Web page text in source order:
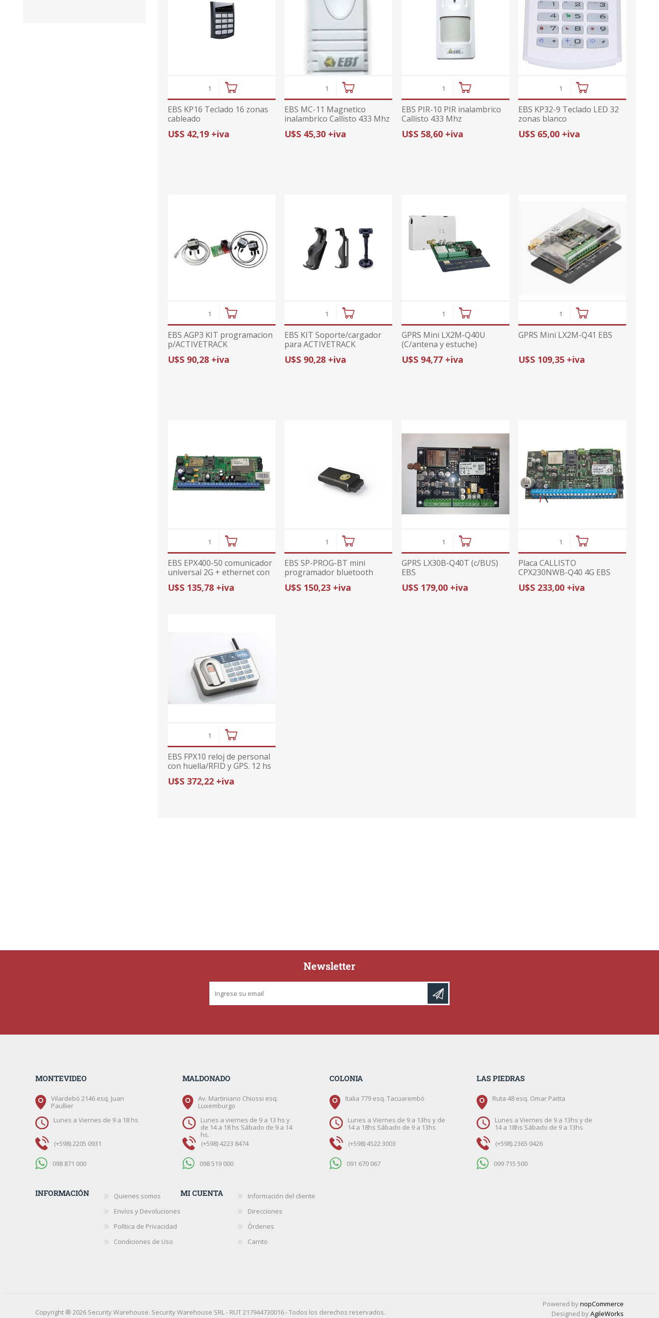
EBS KP16 Teclado 16 zonas
cableado
U$S 42,19 +iva
EBS MC-11 Magnetico
inalambrico Callisto 433 Mhz
U$S 45,30 +iva
EBS PIR-10 PIR inalambrico
Callisto 433 Mhz
U$S 58,60 +iva
EBS KP32-9 Teclado LED 32
zonas blanco
U$S 65,00 +iva
EBS AGP3 KIT programacion
p/ACTIVETRACK
U$S 90,28 +iva
EBS KIT Soporte/cargador
para ACTIVETRACK
U$S 90,28 +iva
GPRS Mini LX2M-Q40U
(C/antena y estuche)
U$S 94,77 +iva
GPRS Mini LX2M-Q41 EBS
U$S 109,35 +iva
EBS EPX400-50 comunicador
universal 2G + ethernet con
app
U$S 135,78 +iva
EBS SP-PROG-BT mini
programador bluetooth
U$S 150,23 +iva
GPRS LX30B-Q40T (c/BUS)
EBS
U$S 179,00 +iva
Placa CALLISTO
CPX230NWB-Q40 4G EBS
U$S 233,00 +iva
EBS FPX10 reloj de personal
con huella/RFID y GPS. 12 hs
autonomo con bateria
U$S 372,22 +iva
Newsletter
MONTEVIDEO
Vilardebó 2146 esq. Juan
Paullier
Lunes a Viernes de 9 a 18 hs
(+598) 2205 0931
098 871 000
MALDONADO
Av. Martiniano Chiossi esq.
Luxemburgo
Lunes a viernes de 9 a 13 hs y
de 14 a 18 hs Sábado de 9 a 14
hs.
(+598) 4223 8474
098 519 000
COLONIA
Italia 779 esq. Tacuarembó
Lunes a Viernes de 9 a 13hs y de
14 a 18hs Sábado de 9 a 13hs
(+598) 4522 3003
091 670 067
LAS PIEDRAS
Ruta 48 esq. Omar Paitta
Lunes a Viernes de 9 a 13hs y de
14 a 18hs Sábado de 9 a 13hs
(+598) 2365 0426
099 715 500
INFORMACIÓN
Quienes somos
Envíos y Devoluciones
Política de Privacidad
Condiciones de Uso
MI CUENTA
Información del cliente
Direcciones
Órdenes
Carrito
Copyright ® 2026 Security Warehouse. Security Warehouse SRL - RUT 217944730016 - Todos los derechos reservados.
Powered bynopCommerce
Designed byAgileWorks